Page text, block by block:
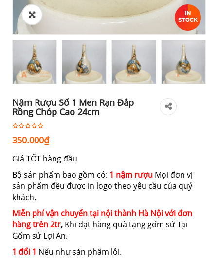
Nậm Rượu Số 1 Men Rạn Đắp
Rồng Chóp Cao 24cm
350.000₫
Giá TỐT hàng đầu
Bộ sản phẩm bao gồm có: 1 nậm rượu Mọi đơn vị
sản phẩm đều được in logo theo yêu cầu của quý
khách.
Miễn phí vận chuyển tại nội thành Hà Nội với đơn
hàng trên 2tr, Khi đặt hàng quà tặng gốm sứ Tại
Gốm sứ Lợi An.
1 đổi 1 Nếu như sản phẩm lỗi.